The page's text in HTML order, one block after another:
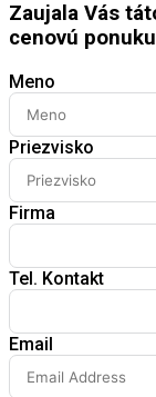
Zaujala Vás
cenovú
Meno
Priezvisko
Firma
Tel. Kontakt
Email